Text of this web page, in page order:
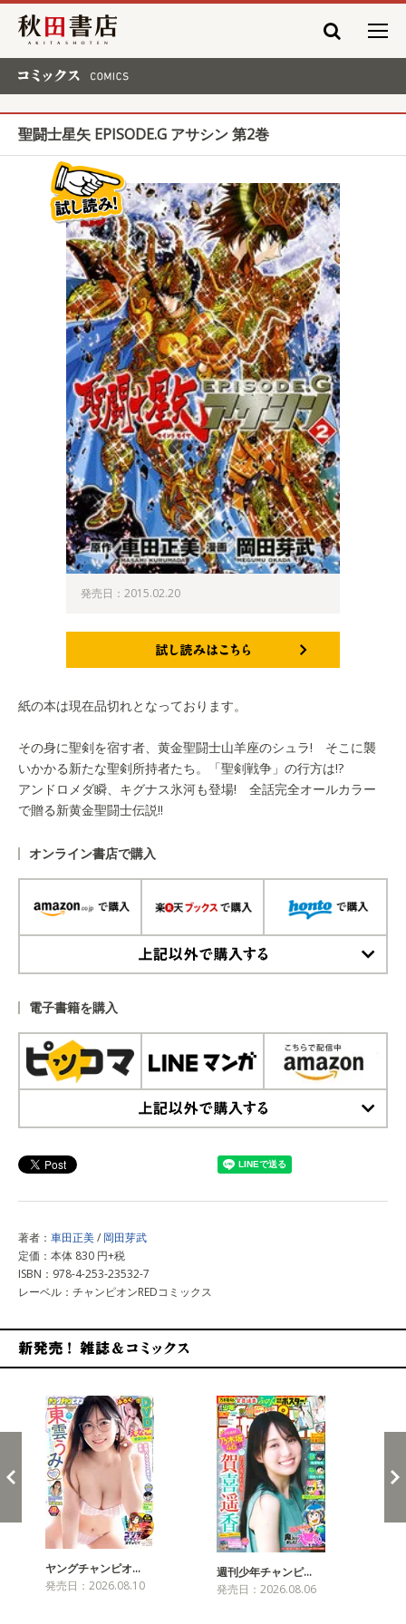
秋田書店
聖闘士星矢 EPISODE.G アサシン 第2巻
発売日：2015.02.20
紙の本は現在品切れとなっております。
その身に聖剣を宿す者、黄金聖闘士山羊座のシュラ! そこに襲
いかかる新たな聖剣所持者たち。「聖剣戦争」の行方は!?
アンドロメダ瞬、キグナス氷河も登場! 全話完全オールカラー
で贈る新黄金聖闘士伝説!!
オンライン書店で購入
電子書籍を購入
著者： 車田正美/ 岡田芽武
定価：本体 830 円+税
ISBN：978-4-253-23532-7
レーベル：チャンピオンREDコミックス
ヤングチャンピオ…
発売日：2026.08.10
週刊少年チャンピ…
発売日：2026.08.06